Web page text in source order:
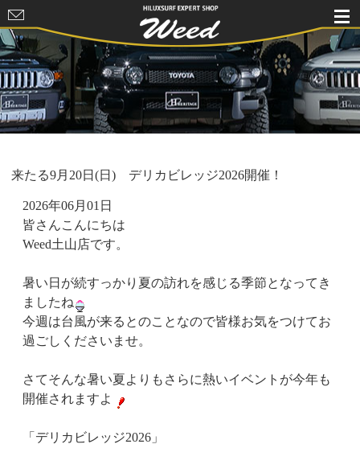
HILUXSURF
EXPERT
SHOP Weed
来たる9月20日(日) デリカビレッジ2026開催！
2026年06月01日
皆さんこんにちは
Weed土山店です。
暑い日が続すっかり夏の訪れを感じる季節となってき
ましたね
今週は台風が来るとのことなので皆様お気をつけてお
過ごしくださいませ。
さてそんな暑い夏よりもさらに熱いイベントが今年も
開催されますよ
「デリカビレッジ2026」